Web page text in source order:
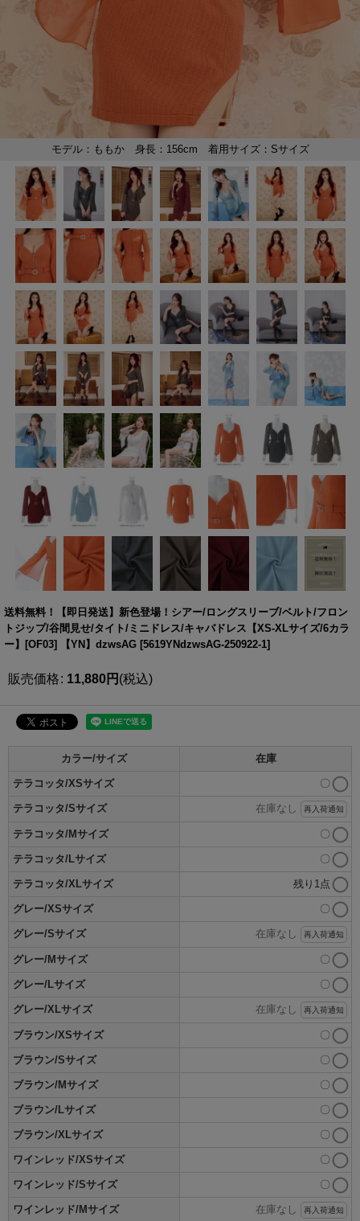
送料無料！【即日発送】新色登場！シアー/ロングスリーブ/ベルト/フロン
トジップ/谷間見せ/タイト/ミニドレス/キャバドレス【XS-XLサイズ/6カラ
ー】[OF03] 【YN】dzwsAG [5619YNdzwsAG-250922-1]
販売価格: 11,880円 (税込)
カラー/サイズ 在庫
テラコッタ/XSサイズ 〇
テラコッタ/Sサイズ 在庫なし 再入荷通知
テラコッタ/Mサイズ 〇
テラコッタ/Lサイズ 〇
テラコッタ/XLサイズ 残り1点
グレー/XSサイズ 〇
グレー/Sサイズ 在庫なし 再入荷通知
グレー/Mサイズ 〇
グレー/Lサイズ 〇
グレー/XLサイズ 在庫なし 再入荷通知
ブラウン/XSサイズ 〇
ブラウン/Sサイズ 〇
ブラウン/Mサイズ 〇
ブラウン/Lサイズ 〇
ブラウン/XLサイズ 〇
ワインレッド/XSサイズ 〇
ワインレッド/Sサイズ 〇
ワインレッド/Mサイズ 在庫なし 再入荷通知